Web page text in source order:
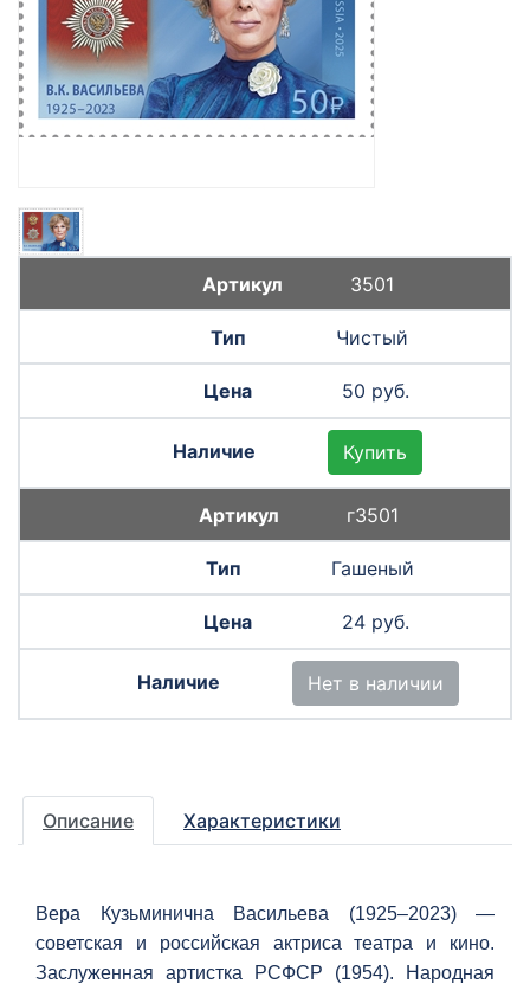
3501
Чистый
50 руб.
Купить
г3501
Гашеный
24 руб.
Нет в наличии
Описание Характеристики
Вера Кузьминична Васильева (1925–2023) —
советская и российская актриса театра и кино.
Заслуженная артистка РСФСР (1954). Народная